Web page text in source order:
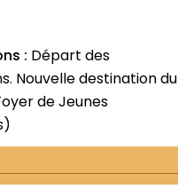
et le transfert du
à Orsay (7 et 13 juillet
dactylographiée) -Lettre
DEGEEST- Supérieur-
au Dr Martin la
: Départ des
Nouvelle destination du
de Jeunes